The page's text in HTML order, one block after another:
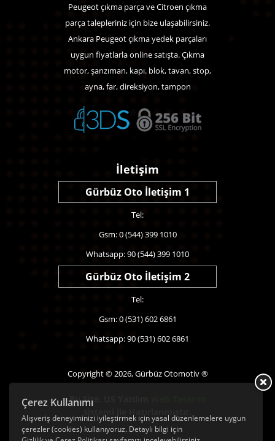
Çerez Kullanımı
Alışveriş deneyiminizi iyileştirmek için yasal düzenlemelere uygun
çerezler (cookies) kullanıyoruz. Detaylı bilgi için
Peugeot çıkma parça ve Citroen çıkma
parça talepleriniz için bize ulaşabilirsiniz.
Ankara Peugeot çıkma yedek parçaları
uygun fiyatlarla online satışta. Çıkma
motor, şanzıman, kapı. blok, tavan, stop,
ayna, far, direksiyon, tampon
İletişim
Gürbüz Oto İletişim 1
Tel:
Gsm: 0 (544) 399 1010
Whatsapp: 90 (544) 399 1010
Gürbüz Oto İletişim 2
Tel:
Gsm: 0 (531) 602 6861
Whatsapp: 90 (531) 602 6861
Copyright © 2026, Gürbüz Otomotiv ®
Bu Site,